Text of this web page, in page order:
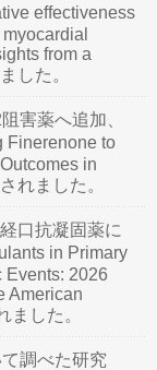
effectiveness
from a
した。
害薬へ追加、
Finerenone to
in
れました。
口抗凝固薬に
in Primary
Events: 2026
American
ました。
調べた研究